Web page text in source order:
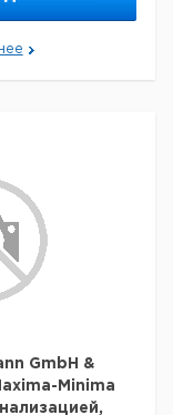
GmbH &
Minima